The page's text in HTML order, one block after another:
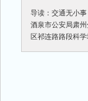
导读：交通无小
酒泉市公安局肃
区祁连路路段科